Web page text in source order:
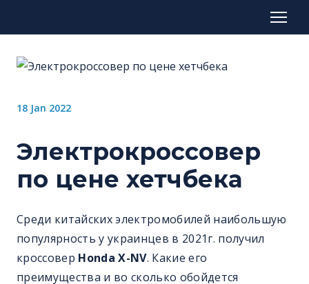
18 Jan 2022
Электрокроссовер
по цене хетчбека
Среди китайских электромобилей наибольшую
популярность у украинцев в 2021г. получил
кроссовер Honda X-NV. Какие его
преимущества и во сколько обойдется